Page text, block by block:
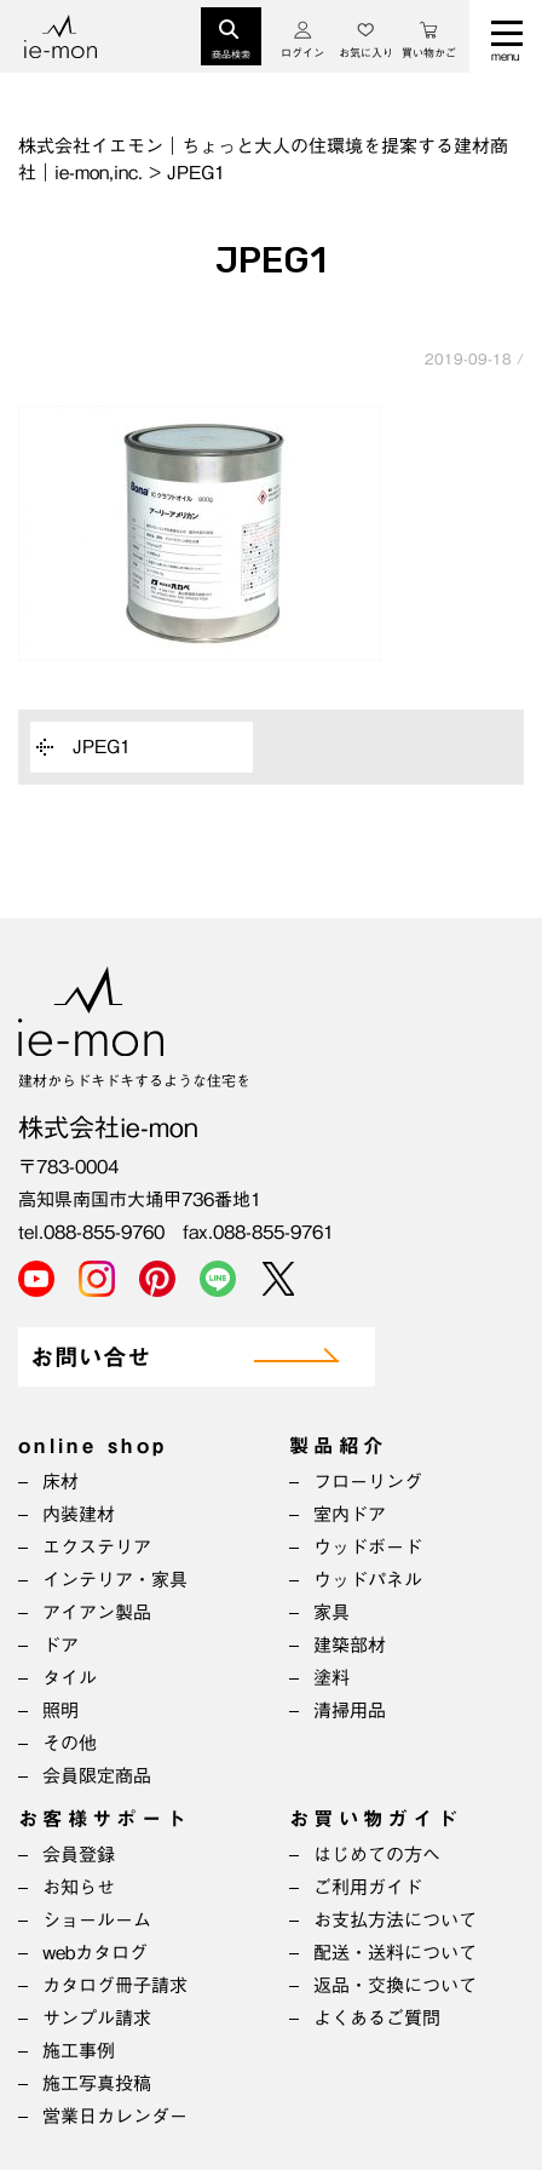
商品検索 ログイン お気に入り 買い物かご
株式会社イエモン｜ちょっと大人の住環境を提案する建材商
社｜ie-mon,inc. > JPEG1
JPEG1
2019-09-18 /
JPEG1
建材からドキドキするような住宅を
株式会社ie-mon
〒783-0004
高知県南国市大埇甲736番地1
tel.088-855-9760 fax.088-855-9761
お問い合せ
online shop
床材
内装建材
エクステリア
インテリア・家具
アイアン製品
ドア
タイル
照明
その他
会員限定商品
製品紹介
フローリング
室内ドア
ウッドボード
ウッドパネル
家具
建築部材
塗料
清掃用品
お客様サポート
会員登録
お知らせ
ショールーム
webカタログ
カタログ冊子請求
サンプル請求
施工事例
施工写真投稿
営業日カレンダー
お買い物ガイド
はじめての方へ
ご利用ガイド
お支払方法について
配送・送料について
返品・交換について
よくあるご質問